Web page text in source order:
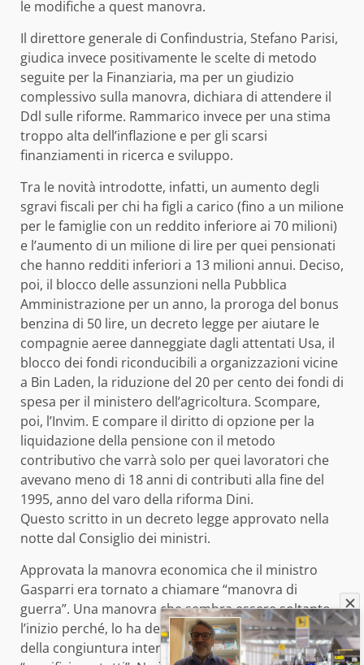
le modifiche a quest manovra.
Il direttore generale di Confindustria, Stefano Parisi,
giudica invece positivamente le scelte di metodo
seguite per la Finanziaria, ma per un giudizio
complessivo sulla manovra, dichiara di attendere il
Ddl sulle riforme. Rammarico invece per una stima
troppo alta dell’inflazione e per gli scarsi
finanziamenti in ricerca e sviluppo.
Tra le novità introdotte, infatti, un aumento degli
sgravi fiscali per chi ha figli a carico (fino a un milione
per le famiglie con un reddito inferiore ai 70 milioni)
e l’aumento di un milione di lire per quei pensionati
che hanno redditi inferiori a 13 milioni annui. Deciso,
poi, il blocco delle assunzioni nella Pubblica
Amministrazione per un anno, la proroga del bonus
benzina di 50 lire, un decreto legge per aiutare le
compagnie aeree danneggiate dagli attentati Usa, il
blocco dei fondi riconducibili a organizzazioni vicine
a Bin Laden, la riduzione del 20 per cento dei fondi di
spesa per il ministero dell’agricoltura. Scompare,
poi, l’Invim. E compare il diritto di opzione per la
liquidazione della pensione con il metodo
contributivo che varrà solo per quei lavoratori che
avevano meno di 18 anni di contributi alla fine del
1995, anno del varo della riforma Dini.
Questo scritto in un decreto legge approvato nella
notte dal Consiglio dei ministri.
Approvata la manovra economica che il ministro
Gasparri era tornato a chiamare “manovra di
guerra”. Una manovra che sembra essere soltanto
l’inizio perché, lo ha detto Tremonti, le incognite
della congiuntura internazionale possono portare